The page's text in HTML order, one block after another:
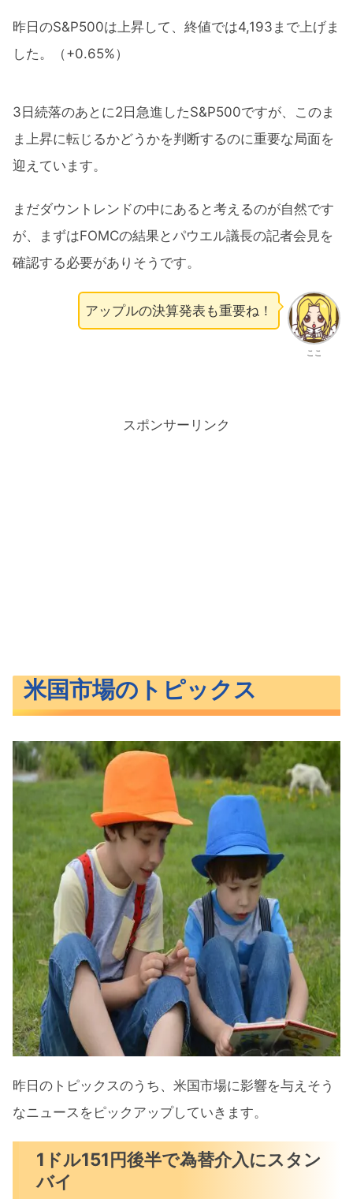
昨日のS&P500は上昇して、終値では4,193まで上げま
した。（+0.65%）
3日続落のあとに2日急進したS&P500ですが、このま
ま上昇に転じるかどうかを判断するのに重要な局面を
迎えています。
まだダウントレンドの中にあると考えるのが自然です
が、まずはFOMCの結果とパウエル議長の記者会見を
確認する必要がありそうです。
ここ
アップルの決算発表も重要ね！
スポンサーリンク
米国市場のトピックス
昨日のトピックスのうち、米国市場に影響を与えそう
なニュースをピックアップしていきます。
1ドル151円後半で為替介入にスタン
バイ